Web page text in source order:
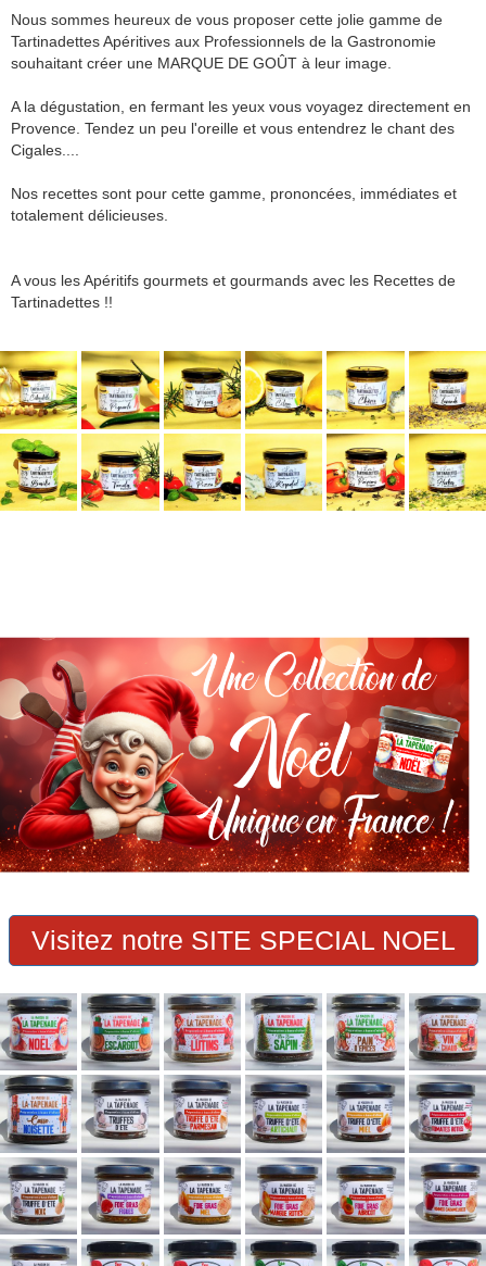
Nous sommes heureux de vous proposer cette jolie gamme de
Tartinadettes Apéritives aux Professionnels de la Gastronomie
souhaitant créer une MARQUE DE GOÛT à leur image.
A la dégustation, en fermant les yeux vous voyagez directement en
Provence. Tendez un peu l'oreille et vous entendrez le chant des
Cigales....
Nos recettes sont pour cette gamme, prononcées, immédiates et
totalement délicieuses.
A vous les Apéritifs gourmets et gourmands avec les Recettes de
Tartinadettes !!
Visitez notre SITE SPECIAL NOEL